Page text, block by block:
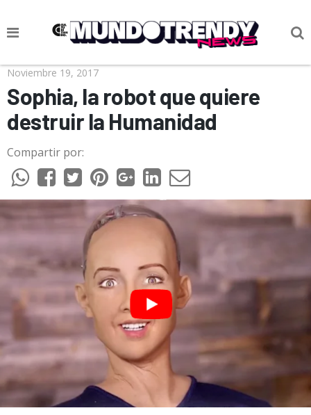
NOTICIAS
CULTURA POP
CIENCIA Y TECNOLOGÍA
VIDA
SOCIEDAD
CULTURIZANDO.COM
Noviembre 19, 2017
Sophia, la robot que quiere
destruir la Humanidad
Compartir por: